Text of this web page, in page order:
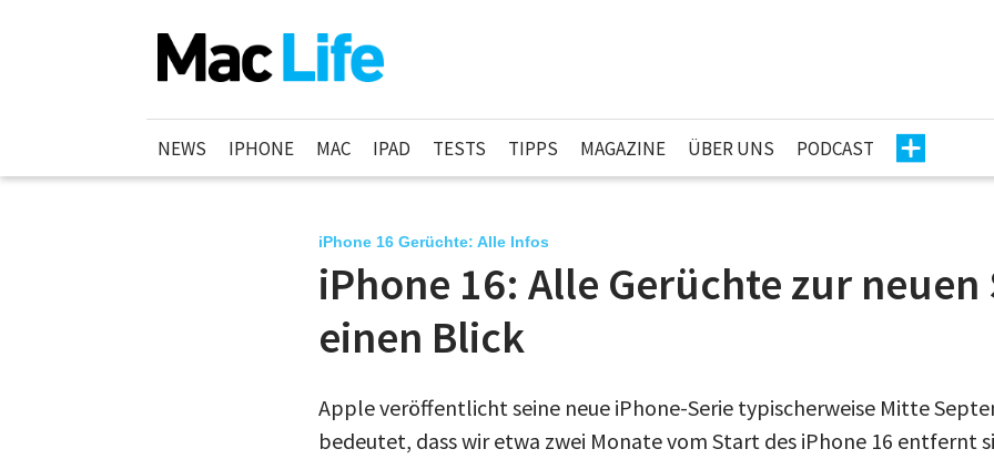
NEWS IPHONE MAC IPAD TESTS TIPPS MAGAZINE ÜBER UNS PODCAST
iPhone 16 Gerüchte: Alle Infos
iPhone 16: Alle Gerüchte zur neuen
einen Blick
Apple veröffentlicht seine neue iPhone-Serie typischerweise Mitte
bedeutet, dass wir etwa zwei Monate vom Start des iPhone 16 entfernt